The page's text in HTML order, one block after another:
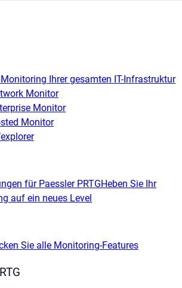
Monitoring Ihrer gesamten IT-Infrastruktur
Monitor
Monitor
Monitor
für Paessler PRTGHeben Sie Ihr
auf ein neues Level
Sie alle Monitoring-Features